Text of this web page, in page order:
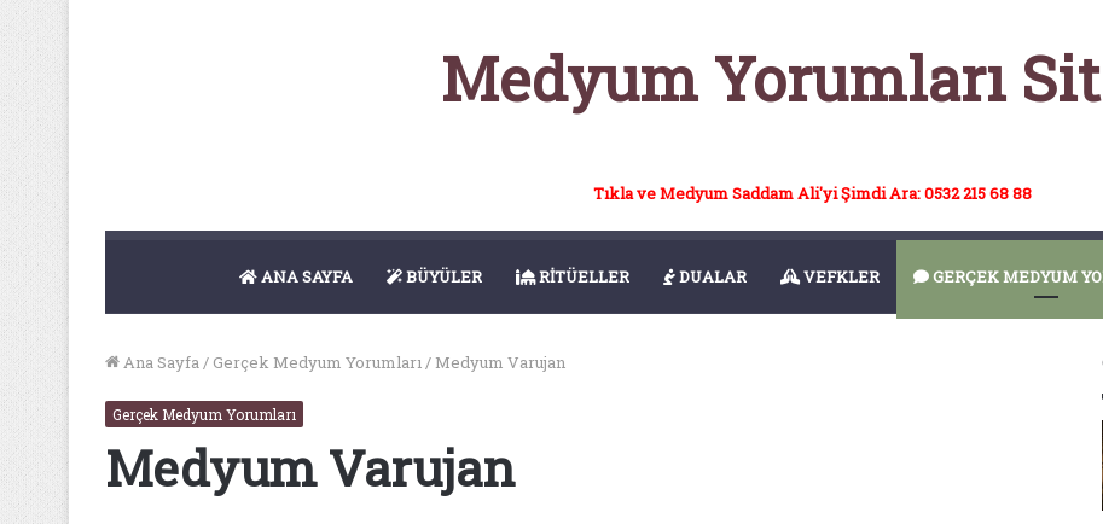
Medyum Yorumları
Tıkla ve Medyum Saddam Ali'yi Şimdi Ara: 0532 215 68 88
ANA SAYFA BÜYÜLER RİTÜELLER DUALAR VEFKLER GERÇEK MEDYUM
Ana Sayfa/ Gerçek Medyum Yorumları/ Medyum Varujan
Gerçek Medyum Yorumları
Medyum Varujan